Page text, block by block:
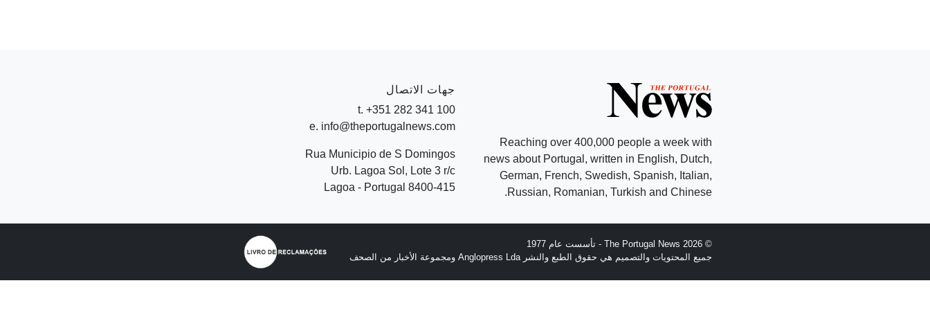
Reaching over 400,000 people a week with
news about Portugal, written in English, Dutch,
German, French, Swedish, Spanish, Italian,
Russian, Romanian, Turkish and Chinese.
جهات الاتصال
t. +351 282 341 100
e. info@theportugalnews.com
Rua Municipio de S Domingos
Urb. Lagoa Sol, Lote 3 r/c
8400-415 Lagoa - Portugal
© 2026 The Portugal News - تأسست عام 1977
جميع المحتويات والتصميم هي حقوق الطبع والنشر Anglopress Lda ومجموعة الأخبار من الصحف